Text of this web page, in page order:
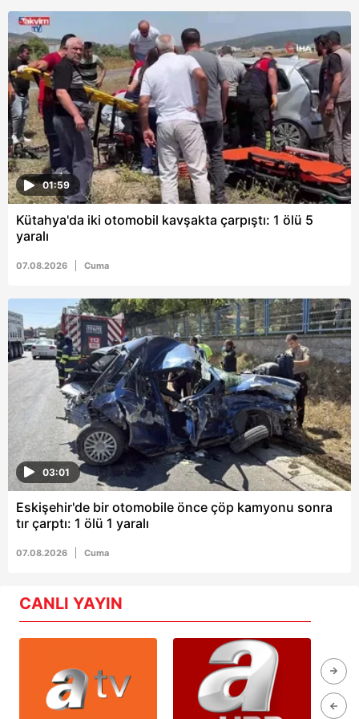
01:59
Kütahya'da iki otomobil kavşakta çarpıştı: 1 ölü 5
yaralı
07.08.2026 Cuma
03:01
Eskişehir'de bir otomobile önce çöp kamyonu sonra
tır çarptı: 1 ölü 1 yaralı
07.08.2026 Cuma
CANLI YAYIN